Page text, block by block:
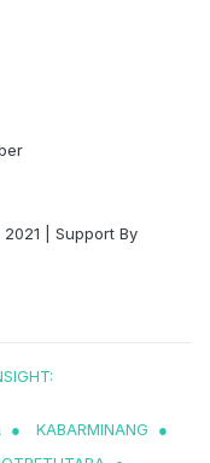
| Support By
● KABARMINANG
●